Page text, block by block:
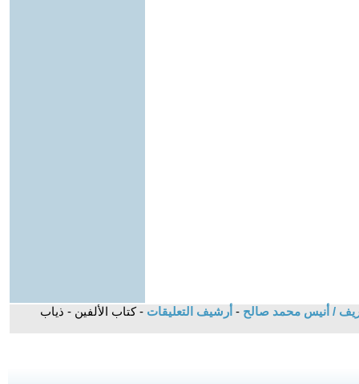
/ أنيس محمد صالح - أرشيف التعليقات - كتاب الألفين - ذياب